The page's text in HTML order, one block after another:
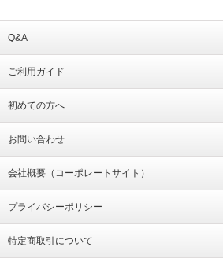
Q&A
ご利用ガイド
初めての方へ
お問い合わせ
会社概要（コーポレートサイト）
プライバシーポリシー
特定商取引について